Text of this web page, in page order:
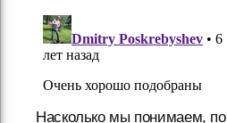
Насколько мы понимаем, по